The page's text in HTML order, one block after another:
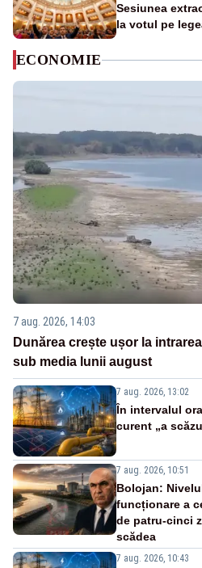
Sesiunea
la votul pe
ECONOMIE
7 aug. 2026, 14:03
Dunărea crește ușor la
sub media lunii august
7 aug. 2026, 13:02
În intervalul
curent „a
7 aug. 2026, 10:51
Bolojan:
funcționare a
de patru-cinci
scădea
7 aug. 2026, 10:43